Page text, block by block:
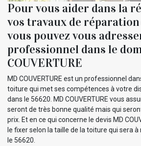
Pour vous aider dans la
vos travaux de
vous pouvez vous
professionnel dans le
COUVERTURE
MD COUVERTURE est un professionnel
toiture qui met ses compétences à votre
dans le 56620. MD COUVERTURE vous
seront de très bonne qualité mais qui
prix. Et en ce qui concerne le devis MD
le fixer selon la taille de la toiture qui sera à
le 56620.